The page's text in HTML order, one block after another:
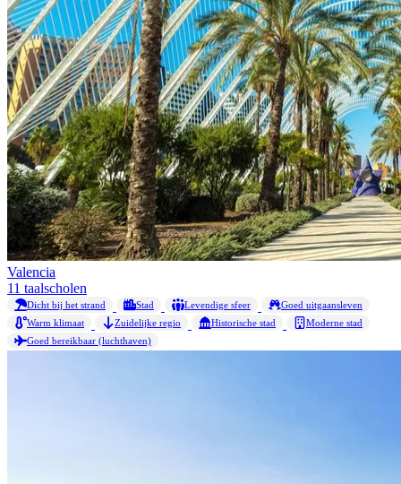
Valencia
11 taalscholen
Dicht bij het strand Stad Levendige sfeer
Goed uitgaansleven
Warm klimaat
Zuidelijke regio Historische stad
Moderne stad
Goed bereikbaar (luchthaven)